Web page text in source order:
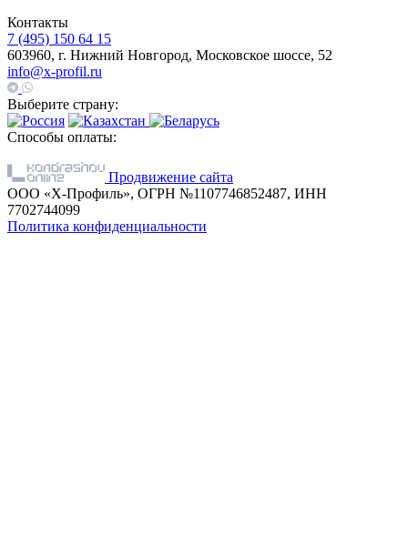
Контакты
7 (495) 150 64 15
603960, г. Нижний Новгород, Московское шоссе, 52
info@x-profil.ru
Выберите страну:
Способы оплаты:
Продвижение сайта
ООО «Х-Профиль», ОГРН №1107746852487, ИНН
7702744099
Политика конфиденциальности